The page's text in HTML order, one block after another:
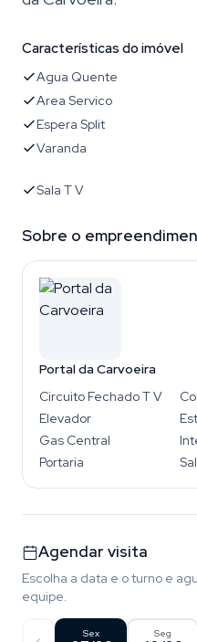
Características do imóvel
Agua Quente
Area Servico
Espera Split
Varanda
Sala T V
Sobre o
Portal da Carvoeira
Circuito Fechado T V
Elevador
Gas Central
Portaria
Agendar visita
Escolha a data e o turno e
equipe.
Sex Seg